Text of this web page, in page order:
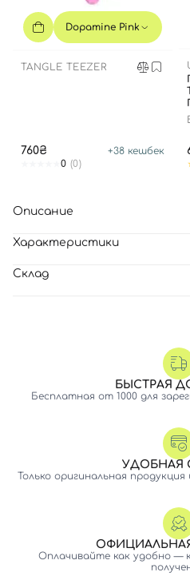
Dopamine Pink
TANGLE TEEZER
760₴ +38 кешбек
0 (0)
Описание
Характеристики
Склад
БЫСТРАЯ
Бесплатная от 1000 для
УДОБНАЯ
Только оригинальная
Оплачивайте как удобно —